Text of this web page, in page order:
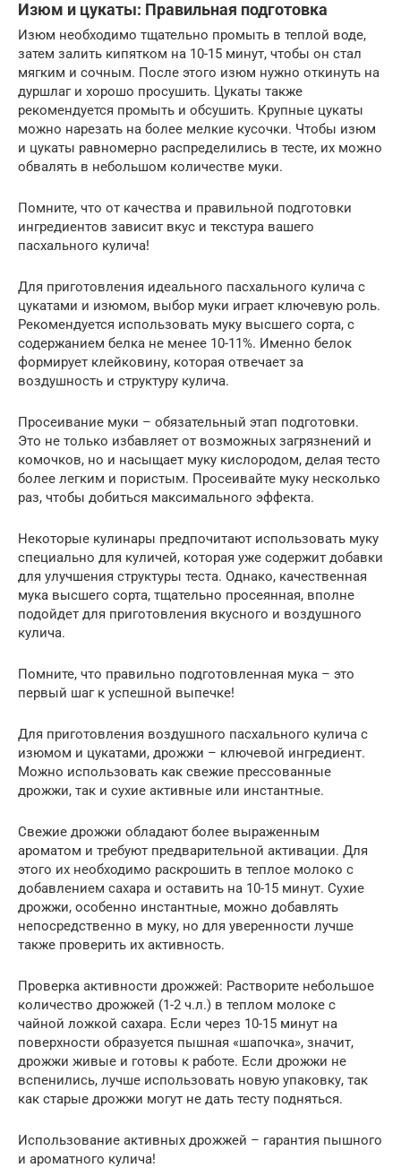
Изюм и цукаты: Правильная подготовка
Изюм необходимо тщательно промыть в теплой воде,
затем залить кипятком на 10-15 минут, чтобы он стал
мягким и сочным. После этого изюм нужно откинуть на
дуршлаг и хорошо просушить. Цукаты также
рекомендуется промыть и обсушить. Крупные цукаты
можно нарезать на более мелкие кусочки. Чтобы изюм
и цукаты равномерно распределились в тесте, их можно
обвалять в небольшом количестве муки.
Помните, что от качества и правильной подготовки
ингредиентов зависит вкус и текстура вашего
пасхального кулича!
Для приготовления идеального пасхального кулича с
цукатами и изюмом, выбор муки играет ключевую роль.
Рекомендуется использовать муку высшего сорта, с
содержанием белка не менее 10-11%. Именно белок
формирует клейковину, которая отвечает за
воздушность и структуру кулича.
Просеивание муки – обязательный этап подготовки.
Это не только избавляет от возможных загрязнений и
комочков, но и насыщает муку кислородом, делая тесто
более легким и пористым. Просеивайте муку несколько
раз, чтобы добиться максимального эффекта.
Некоторые кулинары предпочитают использовать муку
специально для куличей, которая уже содержит добавки
для улучшения структуры теста. Однако, качественная
мука высшего сорта, тщательно просеянная, вполне
подойдет для приготовления вкусного и воздушного
кулича.
Помните, что правильно подготовленная мука – это
первый шаг к успешной выпечке!
Для приготовления воздушного пасхального кулича с
изюмом и цукатами, дрожжи – ключевой ингредиент.
Можно использовать как свежие прессованные
дрожжи, так и сухие активные или инстантные.
Свежие дрожжи обладают более выраженным
ароматом и требуют предварительной активации. Для
этого их необходимо раскрошить в теплое молоко с
добавлением сахара и оставить на 10-15 минут. Сухие
дрожжи, особенно инстантные, можно добавлять
непосредственно в муку, но для уверенности лучше
также проверить их активность.
Проверка активности дрожжей: Растворите небольшое
количество дрожжей (1-2 ч.л.) в теплом молоке с
чайной ложкой сахара. Если через 10-15 минут на
поверхности образуется пышная «шапочка», значит,
дрожжи живые и готовы к работе. Если дрожжи не
вспенились, лучше использовать новую упаковку, так
как старые дрожжи могут не дать тесту подняться.
Использование активных дрожжей – гарантия пышного
и ароматного кулича!